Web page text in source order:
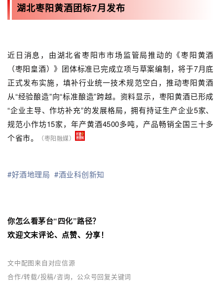
湖北枣阳黄酒团标7月发布
近日消息，由湖北省枣阳市市场监管局推动的《枣阳黄酒
（枣阳皇酒）》团体标准已完成立项与草案编制，将于7月底
正式发布实施，填补行业统一技术规范空白，推动枣阳黄酒
从“经验酿造”向“标准酿造”跨越。资料显示，枣阳黄酒已形成
“企业主导、作坊补充”的发展格局，拥有持证生产企业5家、
规范小作坊15家，年产黄酒4500多吨，产品畅销全国三十多
个省市。
（枣阳融媒）
#好酒地理局 #酒业科创新知
你怎么看茅台“四化”路径？
欢迎文末评论、点赞、分享！
文中配图来自对应信源
合作/转载/投稿/咨询，公众号回复关键词